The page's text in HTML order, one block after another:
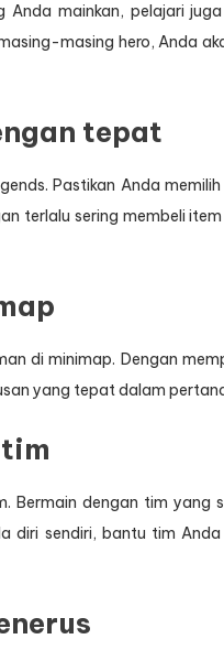
mainkan, pelajari
masing hero, Anda
tepat
Pastikan Anda
terlalu sering membeli
di minimap. Dengan
yang tepat dalam
Bermain dengan tim yang
diri sendiri, bantu tim